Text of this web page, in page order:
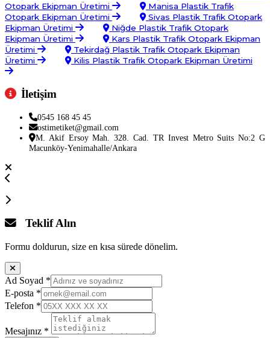
Otopark Ekipman Üretimi
Manisa Plastik Trafik
Otopark Ekipman Üretimi
Sivas Plastik Trafik Otopark
Ekipman Üretimi
Niğde Plastik Trafik Otopark
Ekipman Üretimi
Kars Plastik Trafik Otopark Ekipman
Üretimi
Tekirdağ Plastik Trafik Otopark Ekipman
Üretimi
Kilis Plastik Trafik Otopark Ekipman Üretimi
İletişim
0545 168 45 45
ostimetiket@gmail.com
M. Akif Ersoy Mah. 328. Cad. TR Invest Metro Suits No:2 G
Macunköy-Yenimahalle/Ankara
Teklif Alın
Formu doldurun, size en kısa sürede dönelim.
Ad Soyad *
E-posta *
Telefon *
Mesajınız *